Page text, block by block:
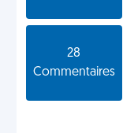
28
Commentaires